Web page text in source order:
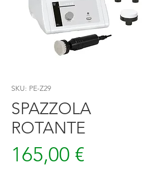
SKU: PE-Z29
SPAZZOLA
ROTANTE
165,00 €